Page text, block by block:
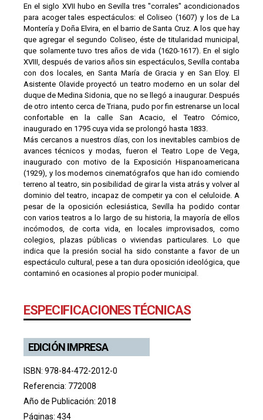
En el siglo XVII hubo en Sevilla tres "corrales" acondicionados
para acoger tales espectáculos: el Coliseo (1607) y los de La
Montería y Doña Elvira, en el barrio de Santa Cruz. A los que hay
que agregar el segundo Coliseo, éste de titularidad municipal,
que solamente tuvo tres años de vida (1620-1617). En el siglo
XVIII, después de varios años sin espectáculos, Sevilla contaba
con dos locales, en Santa María de Gracia y en San Eloy. El
Asistente Olavide proyectó un teatro moderno en un solar del
duque de Medina Sidonia, que no se llegó a inaugurar. Después
de otro intento cerca de Triana, pudo por fin estrenarse un local
confortable en la calle San Acacio, el Teatro Cómico,
inaugurado en 1795 cuya vida se prolongó hasta 1833.
Más cercanos a nuestros días, con los inevitables cambios de
avances técnicos y modas, fueron el Teatro Lope de Vega,
inaugurado con motivo de la Exposición Hispanoamericana
(1929), y los modernos cinematógrafos que han ido comiendo
terreno al teatro, sin posibilidad de girar la vista atrás y volver al
dominio del teatro, incapaz de competir ya con el celuloide. A
pesar de la oposición eclesiástica, Sevilla ha podido contar
con varios teatros a lo largo de su historia, la mayoría de ellos
incómodos, de corta vida, en locales improvisados, como
colegios, plazas públicas o viviendas particulares. Lo que
indica que la presión social ha sido constante a favor de un
espectáculo cultural, pese a tan dura oposición ideológica, que
contaminó en ocasiones al propio poder municipal.
ESPECIFICACIONES TÉCNICAS
EDICIÓN IMPRESA
ISBN: 978-84-472-2012-0
Referencia: 772008
Año de Publicación: 2018
Páginas: 434